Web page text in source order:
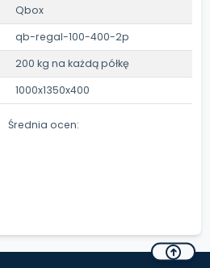
Qbox
qb-regal-100-400-2p
200 kg na każdą półkę
1000x1350x400
Średnia ocen: